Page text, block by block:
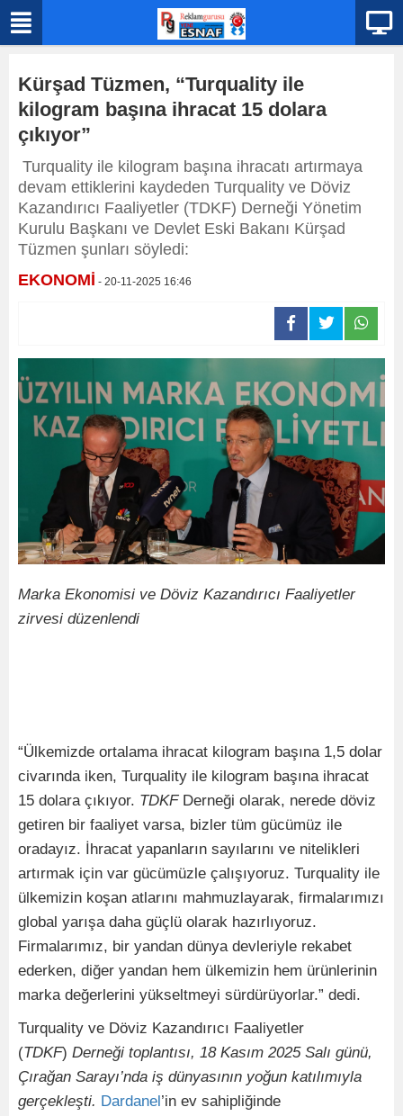
Kürşad Tüzmen, “Turquality ile
kilogram başına ihracat 15 dolara
çıkıyor”
Turquality ile kilogram başına ihracatı artırmaya
devam ettiklerini kaydeden Turquality ve Döviz
Kazandırıcı Faaliyetler (TDKF) Derneği Yönetim
Kurulu Başkanı ve Devlet Eski Bakanı Kürşad
Tüzmen şunları söyledi:
EKONOMİ - 20-11-2025 16:46
Marka Ekonomisi ve Döviz Kazandırıcı Faaliyetler
zirvesi düzenlendi
“Ülkemizde ortalama ihracat kilogram başına 1,5 dolar
civarında iken, Turquality ile kilogram başına ihracat
15 dolara çıkıyor. TDKFDerneği olarak, nerede döviz
getiren bir faaliyet varsa, bizler tüm gücümüz ile
oradayız. İhracat yapanların sayılarını ve nitelikleri
artırmak için var gücümüzle çalışıyoruz. Turquality ile
ülkemizin koşan atlarını mahmuzlayarak, firmalarımızı
global yarışa daha güçlü olarak hazırlıyoruz.
Firmalarımız, bir yandan dünya devleriyle rekabet
ederken, diğer yandan hem ülkemizin hem ürünlerinin
marka değerlerini yükseltmeyi sürdürüyorlar.” dedi.
Turquality ve Döviz Kazandırıcı Faaliyetler
(TDKF) Derneği toplantısı, 18 Kasım 2025 Salı günü,
Çırağan Sarayı’nda iş dünyasının yoğun katılımıyla
gerçekleşti. Dardanel ’in ev sahipliğinde